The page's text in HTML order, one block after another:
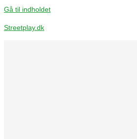
Gå til indholdet
Streetplay.dk